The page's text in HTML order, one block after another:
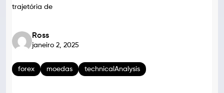
trajetória de
Ross
janeiro 2, 2025
forex moedas technicalAnalysis